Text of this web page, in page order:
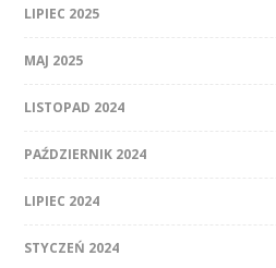
LIPIEC 2025
MAJ 2025
LISTOPAD 2024
PAŹDZIERNIK 2024
LIPIEC 2024
STYCZEŃ 2024